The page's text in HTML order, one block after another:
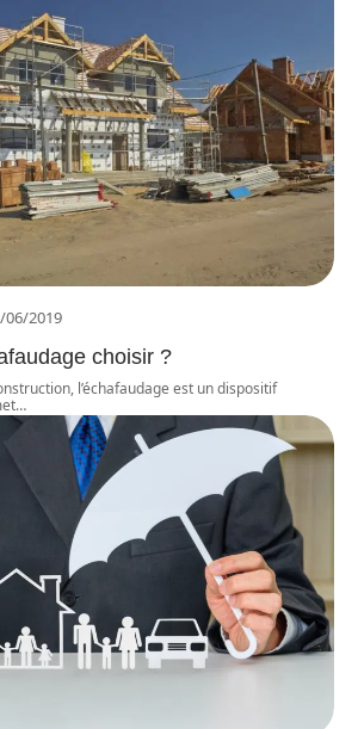
06/2019
choisir ?
l’échafaudage est un dispositif
…